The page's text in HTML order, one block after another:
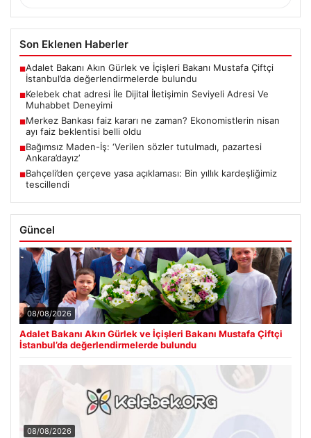
Son Eklenen Haberler
■Adalet Bakanı Akın Gürlek ve İçişleri Bakanı Mustafa Çiftçi
İstanbul’da değerlendirmelerde bulundu
■Kelebek chat adresi İle Dijital İletişimin Seviyeli Adresi Ve
Muhabbet Deneyimi
■Merkez Bankası faiz kararı ne zaman? Ekonomistlerin nisan
ayı faiz beklentisi belli oldu
■Bağımsız Maden-İş: ‘Verilen sözler tutulmadı, pazartesi
Ankara’dayız’
■Bahçeli’den çerçeve yasa açıklaması: Bin yıllık kardeşliğimiz
tescillendi
Güncel
08/08/2026
Adalet Bakanı Akın Gürlek ve İçişleri Bakanı Mustafa Çiftçi
İstanbul’da değerlendirmelerde bulundu
08/08/2026